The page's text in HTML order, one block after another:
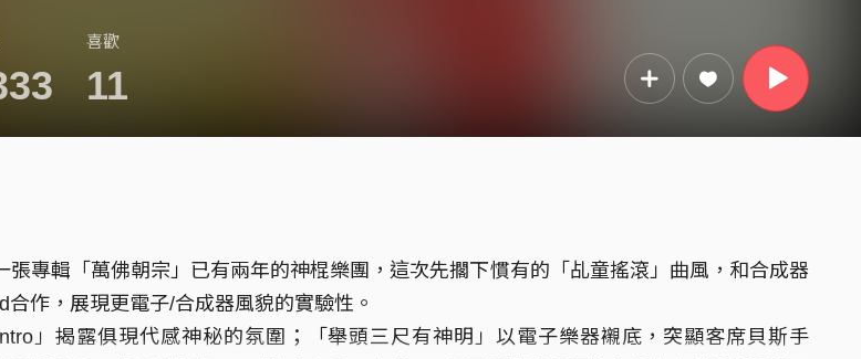
喜歡
11
張專輯「萬佛朝宗」已有兩年的神棍樂團，這次先擱下慣有的「乩童搖滾」曲風，和合成器
合作，展現更電子/合成器風貌的實驗性。
」揭露俱現代感神秘的氛圍；「舉頭三尺有神明」以電子樂器襯底，突顯客席貝斯手